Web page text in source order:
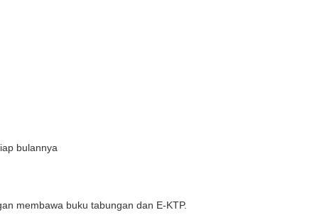
bulannya
membawa buku tabungan dan E-KTP.